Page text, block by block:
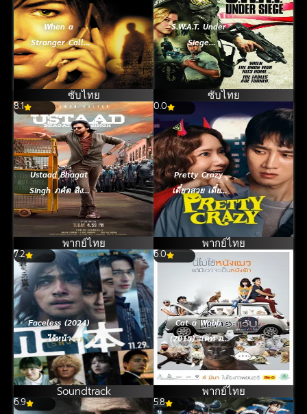
When a
Stranger Calls
(2006) โทรมาฆ่า
อย่าอยู่คนเดียว
ซับไทย
S.W.A.T. Under
Siege
จู่โจม..เดือด..ระห่ำ
[ซับไทย] (2017)
ซับไทย
8.1
Ustaad Bhagat
Singh ภคัต สิงห์
ยอดคนผดุงความ
ยุติธรรม (2026)
พากย์ไทย
0.0
Pretty Crazy
เดี๋ยวสวย เดี๋ยว
แสบ ผมแทบจะ
เครซี่ (2025)
พากย์ไทย
7.2
Faceless (2024)
ไร้หน้า
Soundtrack
6.0
Cat a Wabb
(2015) แคท อะ
แว้บ แบบว่ารักอ่ะ
พากย์ไทย
6.9 5.8